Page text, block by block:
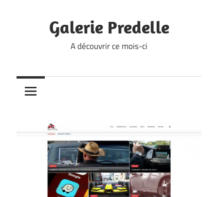
Galerie Predelle
A découvrir ce mois-ci